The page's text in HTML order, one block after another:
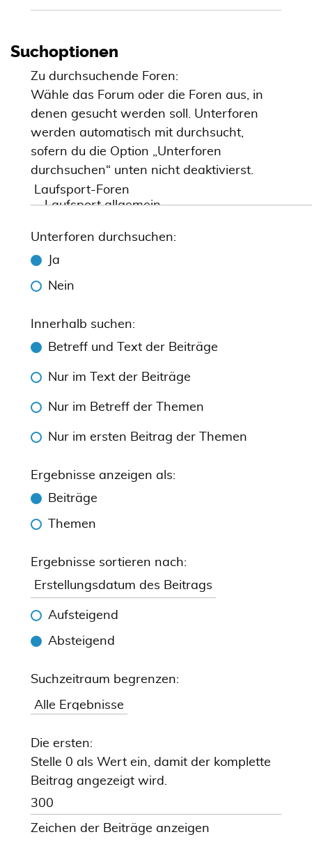
Suchoptionen
Zu durchsuchende Foren:
Wähle das Forum oder die Foren aus, in
denen gesucht werden soll. Unterforen
werden automatisch mit durchsucht,
sofern du die Option „Unterforen
durchsuchen“ unten nicht deaktivierst.
Unterforen durchsuchen:
Ja
Nein
Innerhalb suchen:
Betreff und Text der Beiträge
Nur im Text der Beiträge
Nur im Betreff der Themen
Nur im ersten Beitrag der Themen
Ergebnisse anzeigen als:
Beiträge
Themen
Ergebnisse sortieren nach:
Aufsteigend
Absteigend
Suchzeitraum begrenzen:
Die ersten:
Stelle 0 als Wert ein, damit der komplette
Beitrag angezeigt wird.
Zeichen der Beiträge anzeigen